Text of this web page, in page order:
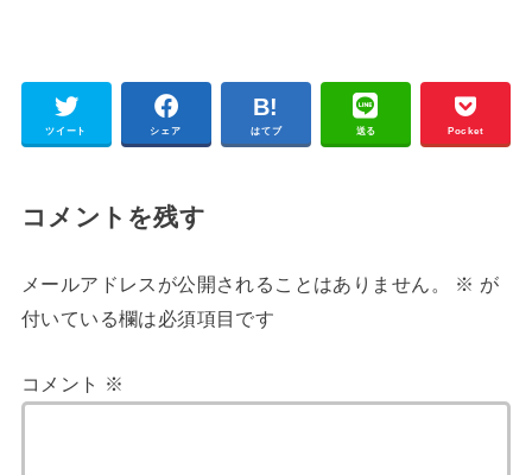
ツイート シェア はてブ 送る Pocket
コメントを残す
メールアドレスが公開されることはありません。 ※ が
付いている欄は必須項目です
コメント ※